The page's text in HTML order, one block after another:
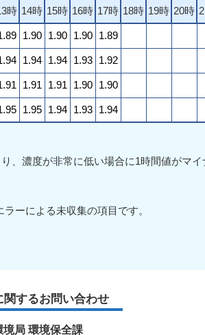
時 14時 15時 16時 17時 18時 19時 20時
1.90 1.90 1.90 1.89
1.94 1.94 1.93 1.92
1.91 1.91 1.90 1.90
1.95 1.94 1.93 1.94
、濃度が非常に低い場合に1時間値がマ
ーによる未収集の項目です。
関するお問い合わせ
境局 環境保全課